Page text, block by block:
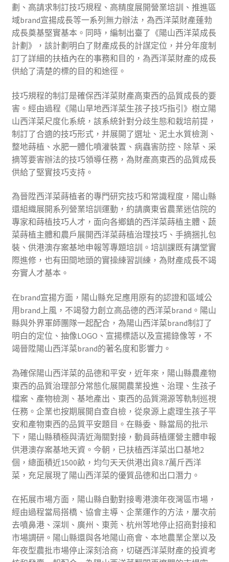
劃、高請求制訂技巧規程、高精度展開營業培訓、推進區
域brand宣揚成長等一系列無力辦法，為西洋菜財產蓬勃
成長奠基堅實基本。同時，編制出臺了《陽山西洋菜成長
計劃》，該計劃明白了財產成長的計謀定位，并分年度制
訂了詳細的扶植內在的事務和目的，為西洋菜財產的成長
供給了清楚的標的目的和途徑。
技巧規程的制訂是確保西洋菜財產高東西的品質成長的要
害。經由過程《陽山旱地西洋菜生孩子技巧指引》樹立陽
山西洋菜尺度化系統，該系統針對分歧生態和栽培前提，
制訂了合適的技巧形式，并展開了選址、泥土水質檢測、
整地蒔植、水肥一體化噴灌裝置、病蟲害防控、除草、采
摘等要害辦法的技巧領導任務，為財產高東西的品質成長
供給了堅實技巧支持。
為晉陞西洋菜蒔植者的專門研究技巧和常識程度，陽山縣
還組織展開系列營業培訓運動，約請廣東省農業迷信院的
專家和蒔植技巧人才，面向各鄉鎮的西洋菜蒔植主體、蔬
菜蒔植主體和農戶展開西洋菜蒔植治理技巧、手摘捆扎包
裝、供港澳存案基地申報等專題培訓。培訓課既有講堂實
際進修，也有田間地頭的實操練習訓練，為財產成長不竭
夯實人才基本。
在brand宣揚方面，陽山縣充足應用原有的認證和區域公
用brand上風，不竭發力創立高品德的西洋菜brand。陽山
縣與外界軍師團隊一起配合，為陽山西洋菜brand制訂了
明白的定位、抽像LOGO、宣揚標語以及宣揚錄像等，不
竭晉陞陽山西洋菜brand的著名度和影響力。
為確保陽山西洋菜的品德和平安，近年來，陽山縣農產物
東西的品質治理部分常態化展開農業投進、治理、生孩子
檔案、產物檢測、基地產出、東西的品質溯源等軌制巡視
任務。企業也按期展開自查自檢，從泉源上處理生孩子平
安和產物東西的品質平安題目。在縣委、縣當局的批示
下，陽山縣積極與清近海關對接，動員蒔植運營主體申報
供港澳存案基地天資。今朝，已扶植西洋菜出口基地2
個，總面積近1500畝，均勻天天供港出貨8.7萬斤西洋
菜，充足展現了陽山西洋菜的優質品德和出口潛力。
在拓展市場方面，陽山縣自動對接粵港澳年夜灣區市場，
經由過程當局搭橋、協會主導、企業運作的方法，屢次前
去噴鼻港、深圳、廣州、東莞、杭州等地停止招商對接和
市場調研。陽山縣還與各地陽山商會、本地農業企業以及
年夜型農批市場停止深刻洽商，切磋西洋菜財產的投資考